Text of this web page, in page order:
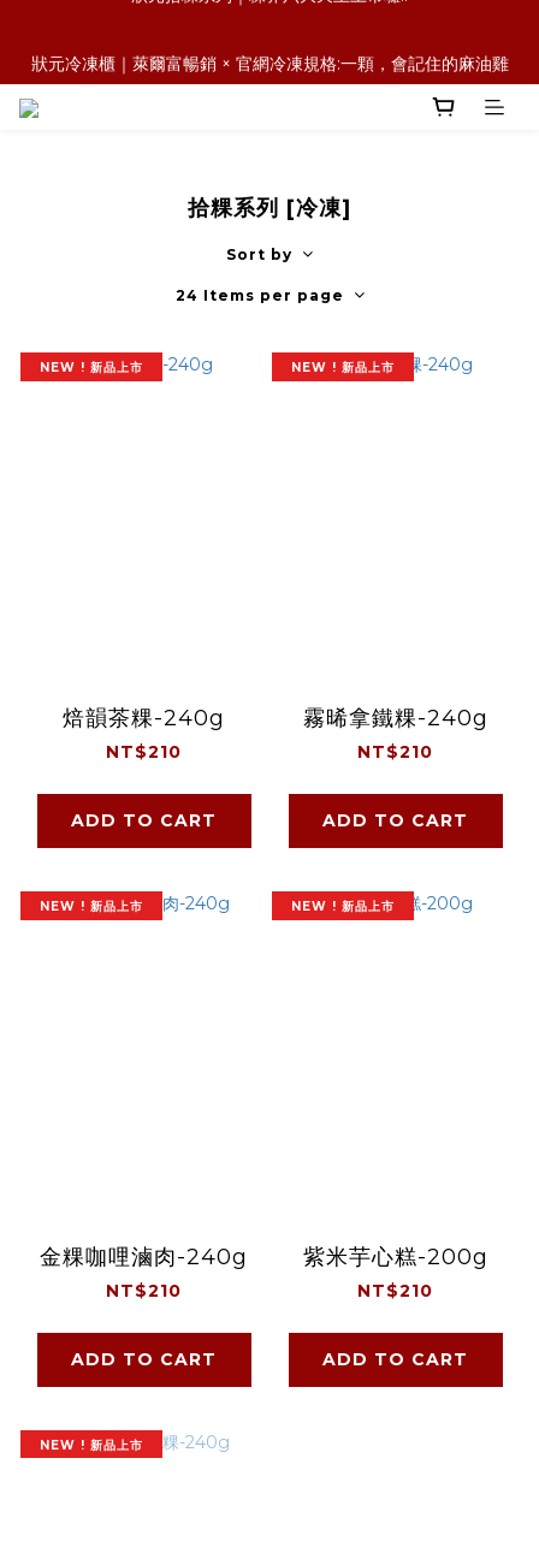
情味
飯糰
拾粿系列 [冷凍]
Sort by
24 Items per page
NEW ! 新品上市
焙韻茶粿-240g
NT$210
ADD TO CART
NEW ! 新品上市
霧晞拿鐵粿-240g
NT$210
ADD TO CART
NEW ! 新品上市
金粿咖哩滷肉-240g
NT$210
ADD TO CART
NEW ! 新品上市
紫米芋心糕-200g
NT$210
ADD TO CART
NEW ! 新品上市